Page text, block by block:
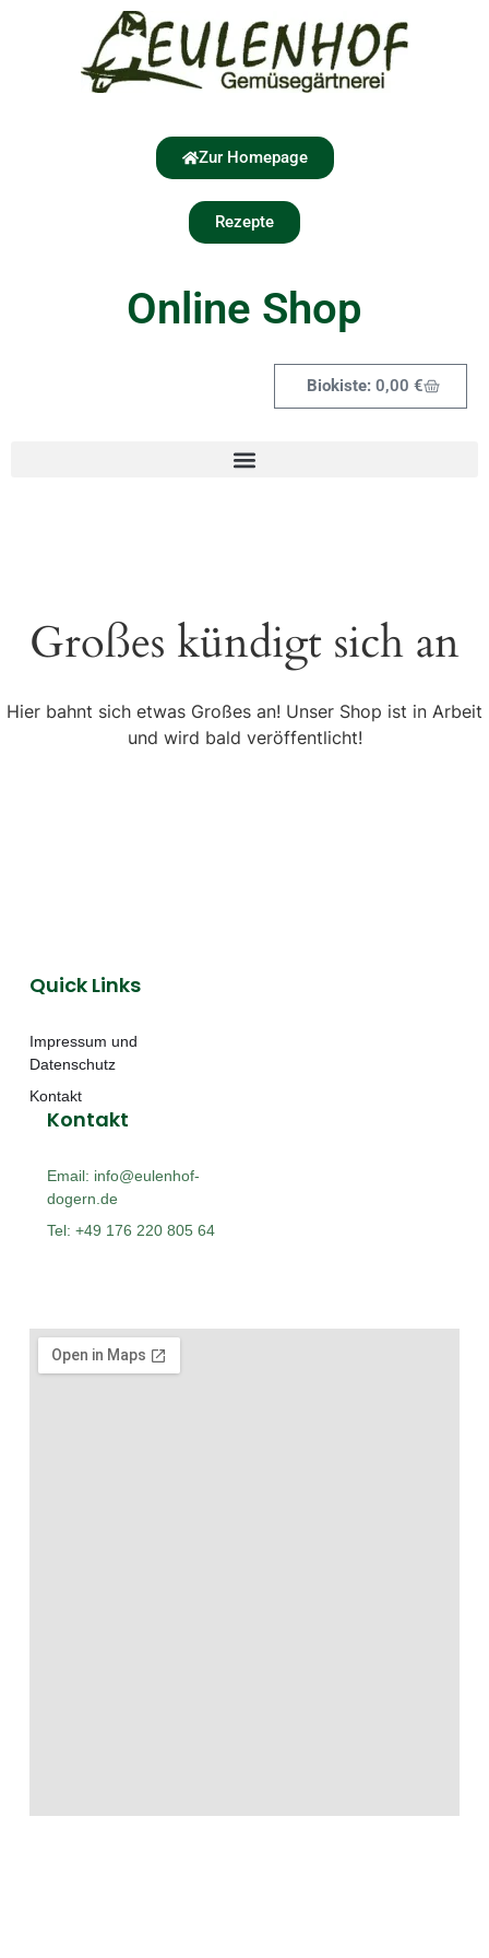
Zur Homepage
Rezepte
Online Shop
0,00 €
Großes kündigt sich an
Hier bahnt sich etwas Großes an! Unser Shop ist in Arbeit
und wird bald veröffentlicht!
Quick Links
Impressum und
Datenschutz
Kontakt
Kontakt
Email: info@eulenhof-
dogern.de
Tel: +49 176 220 805 64